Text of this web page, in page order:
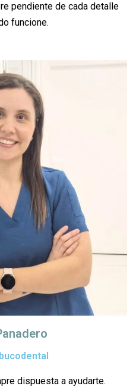
pendiente de cada detalle
funcione.
dispuesta a ayudarte.